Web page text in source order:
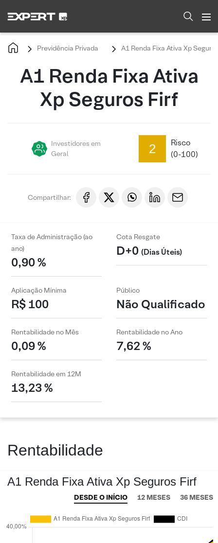
Previdência Privada A1 Renda Fixa Ativa Xp
A1 Renda Fixa Ativa
Xp Seguros Firf
Investidores em
Geral
2
Risco
(0-100)
Compartilhar:
Taxa de Administração (ao
ano)
0,90 %
Cota Resgate
D+0 (Dias Úteis)
Aplicação Mínima
R$ 100
Público
Não Qualificado
Rentabilidade no Mês
0,09 %
Rentabilidade no Ano
7,62 %
Rentabilidade em 12M
13,23 %
Rentabilidade
A1 Renda Fixa Ativa Xp Seguros Firf
DESDE O INÍCIO 12 MESES 36 MESES